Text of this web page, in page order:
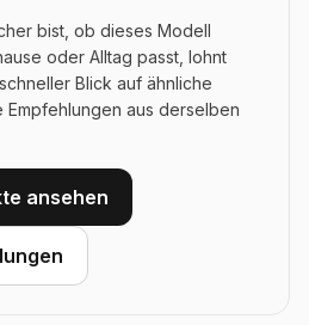
bist, ob dieses Modell
oder Alltag passt, lohnt
Blick auf ähnliche
aus derselben
ansehen